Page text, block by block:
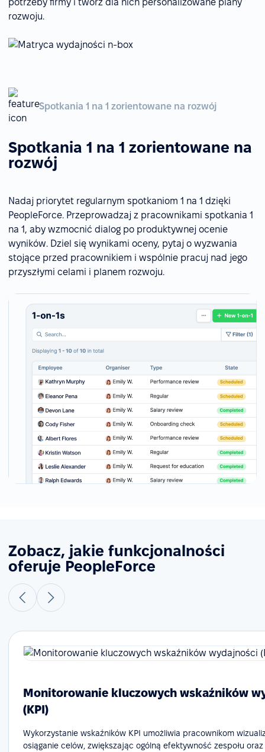
rozwoju.
Spotkania 1 na 1 zorientowane na rozwój
Spotkania 1 na 1 zorientowane na
rozwój
Nadaj priorytet regularnym spotkaniom 1 na 1 dzięki
PeopleForce. Przeprowadzaj z pracownikami spotkania 1
na 1, aby wzmocnić dialog po produktywnej ocenie
wyników. Dziel się wynikami oceny, pytaj o wyzwania
stojące przed pracownikiem i wspólnie pracuj nad jego
przyszłymi celami i planem rozwoju.
Zobacz, jakie funkcjonalności
oferuje PeopleForce
Monitorowanie kluczowych wskaźników
(KPI)
Wykorzystanie wskaźników KPI umożliwia pracownikom
osiąganie celów, zwiększając ogólną efektywność zespołu